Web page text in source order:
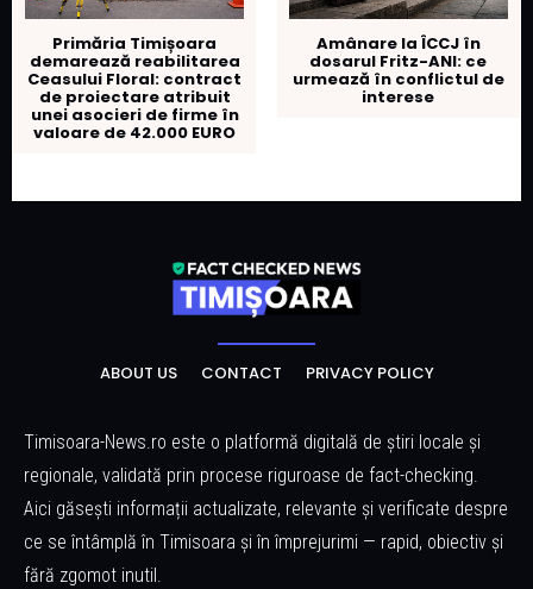
Primăria Timișoara
demarează reabilitarea
Ceasului Floral: contract
de proiectare atribuit
unei asocieri de firme în
valoare de 42.000 EURO
Amânare la ÎCCJ în
dosarul Fritz-ANI: ce
urmează în conflictul de
interese
ABOUT US CONTACT PRIVACY POLICY
Timisoara-News.ro este o platformă digitală de știri locale și
regionale, validată prin procese riguroase de fact-checking.
Aici găsești informații actualizate, relevante și verificate despre
ce se întâmplă în Timisoara și în împrejurimi — rapid, obiectiv și
fără zgomot inutil.